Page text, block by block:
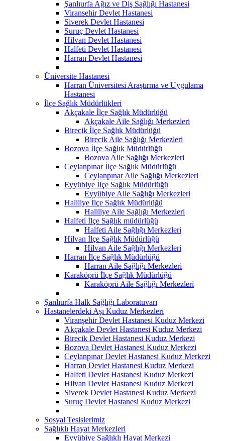
Şanlıurfa Ağız ve Diş Sağlığı Hastanesi
Viransehir Devlet Hastanesi
Siverek Devlet Hastanesi
Suruç Devlet Hastanesi
Hilvan Devlet Hastanesi
Halfeti Devlet Hastanesi
Harran Devlet Hastanesi
Üniversite Hastanesi
Harran Üniversitesi Araştırma ve Uygulama
Hastanesi
İlçe Sağlık Müdürlükleri
Akçakale İlçe Sağlık Müdürlüğü
Akçakale Aile Sağlığı Merkezleri
Birecik İlçe Sağlık Müdürlüğü
Birecik Aile Sağlığı Merkezleri
Bozova İlçe Sağlık Müdürlüğü
Bozova Aile Sağlığı Merkezleri
Ceylanpınar İlçe Sağlık Müdürlüğü
Ceylanpınar Aile Sağlığı Merkezleri
Eyyübiye İlçe Sağlık Müdürlüğü
Eyyübiye Aile Sağlığı Merkezleri
Haliliye İlçe Sağlık Müdürlüğü
Haliliye Aile Sağlığı Merkezleri
Halfeti İlçe Sağlık müdürlüğü
Halfeti Aile Sağlığı Merkezleri
Hilvan İlçe Sağlık Müdürlüğü
Hilvan Aile Sağlığı Merkezleri
Harran İlçe Sağlık Müdürlüğü
Harran Aile Sağlığı Merkezleri
Karaköprü İlçe Sağlık Müdürlüğü
Karaköprü Aile Sağlığı Merkezleri
Şanlıurfa Halk Sağlığı Laboratuvarı
Hastanelerdeki Aşı Kuduz Merkezleri
Viranşehir Devlet Hastanesi Kuduz Merkezi
Akçakale Devlet Hastanesi Kuduz Merkezi
Birecik Devlet Hastanesi Kuduz Merkezi
Bozova Devlet Hastanesi Kuduz Merkezi
Ceylanpınar Devlet Hastanesi Kuduz Merkezi
Harran Devlet Hastanesi Kuduz Merkezi
Halfeti Devlet Hastanesi Kuduz Merkezi
Hilvan Devlet Hastanesi Kuduz Merkezi
Siverek Devlet Hastanesi Kuduz Merkezi
Suruç Devlet Hastanesi Kuduz Merkezi
Sosyal Tesislerimiz
Sağlıklı Hayat Merkezleri
Eyyübiye Sağlıklı Hayat Merkezi